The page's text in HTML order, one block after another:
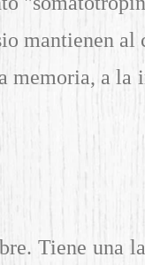
mantienen al
memoria, a
Tiene una